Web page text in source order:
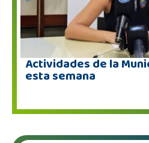
Actividades de la
esta semana